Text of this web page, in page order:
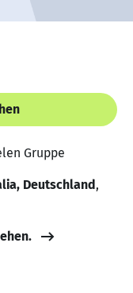
Gruppe
Deutschland,